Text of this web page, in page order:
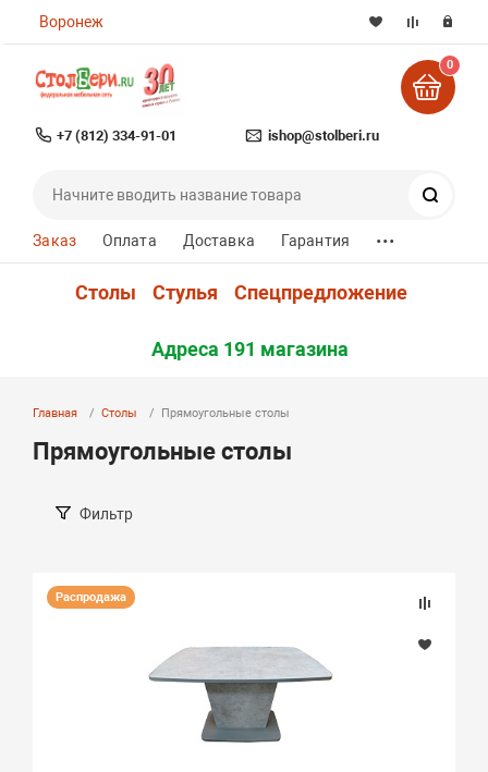
Воронеж
+7 (812) 334-91-01 ishop@stolberi.ru
0
Заказ Оплата Доставка Гарантия ...
Столы Стулья Спецпредложение
Адреса 191 магазина
Главная Столы Прямоугольные столы
Прямоугольные столы
Фильтр
Распродажа